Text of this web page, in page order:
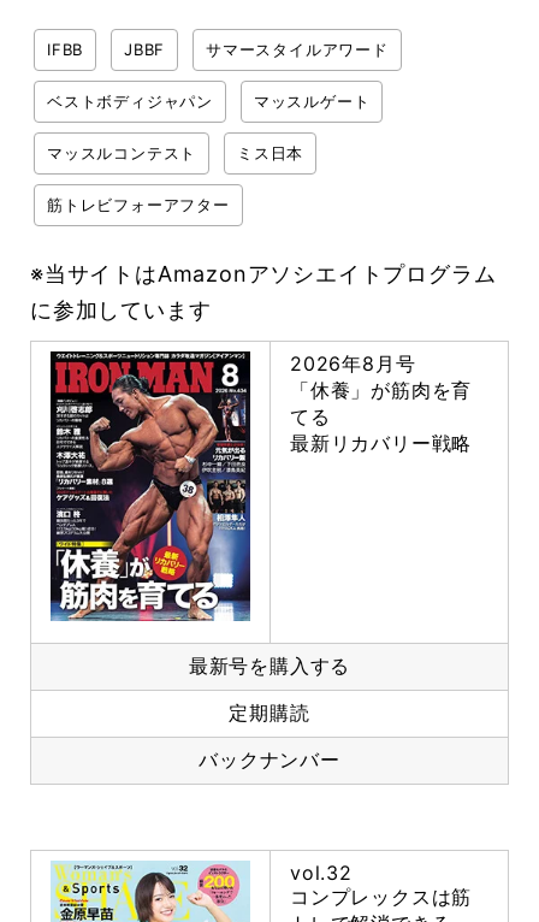
IFBB JBBF サマースタイルアワード
ベストボディジャパン マッスルゲート
マッスルコンテスト ミス日本
筋トレビフォーアフター
※当サイトはAmazonアソシエイトプログラム
に参加しています
2026年8月号
「休養」が筋肉を育
てる
最新リカバリー戦略
最新号を購入する
定期購読
バックナンバー
vol.32
コンプレックスは筋